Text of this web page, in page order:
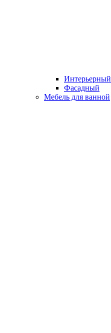
Интерьерный
Фасадный
Мебель для ванной